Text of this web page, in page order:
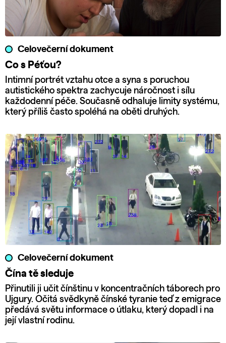
Celovečerní dokument
Co s Péťou?
Intimní portrét vztahu otce a syna s poruchou
autistického spektra zachycuje náročnost i sílu
každodenní péče. Současně odhaluje limity systému,
který příliš často spoléhá na oběti druhých.
Celovečerní dokument
Čína tě sleduje
Přinutili ji učit čínštinu v koncentračních táborech pro
Ujgury. Očitá svědkyně čínské tyranie teď z emigrace
předává světu informace o útlaku, který dopadl i na
její vlastní rodinu.